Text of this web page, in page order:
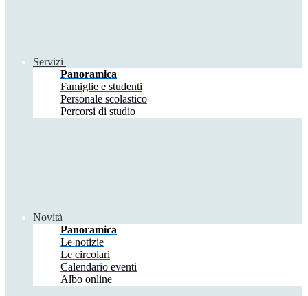
Servizi
Panoramica
Famiglie e studenti
Personale scolastico
Percorsi di studio
Novità
Panoramica
Le notizie
Le circolari
Calendario eventi
Albo online